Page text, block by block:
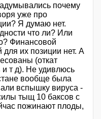
почему
уже про
Я думаю нет.
что ли? Или
Финансовой
их позиции нет. А
(откат
т д). Не удивлюсь
вообще была
вспышку вируса -
тыщ 10 баксов с
пожинают плоды,